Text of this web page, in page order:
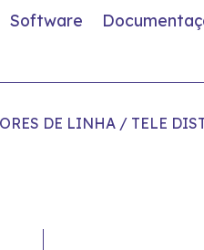
Software
DE LINHA / TELE